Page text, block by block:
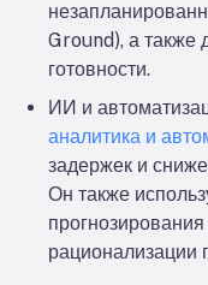
Ground), а также
готовности.
ИИ и
аналитика и
задержек и
Он также
рационализации